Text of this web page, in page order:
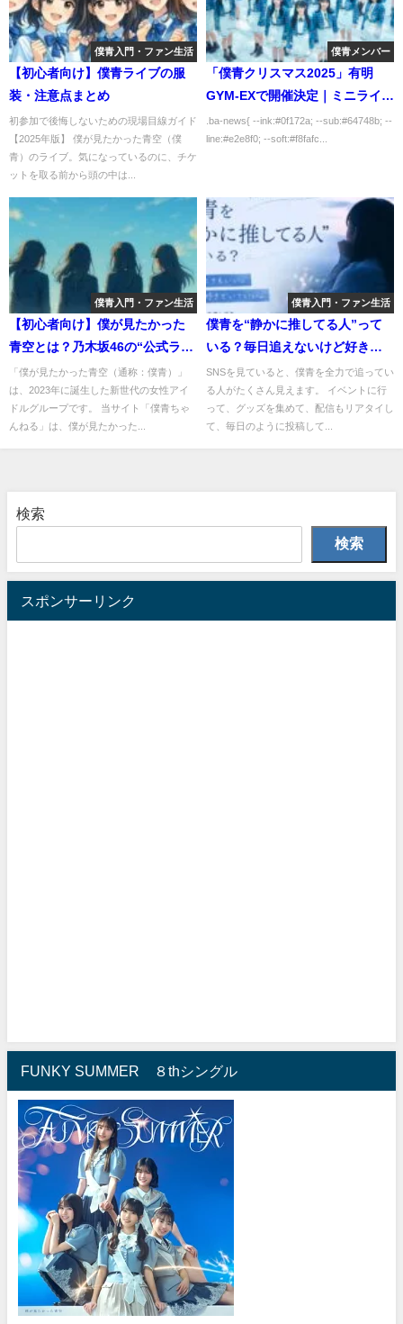
僕青入門・ファン生活
【初心者向け】僕青ライブの服
装・注意点まとめ
初参加で後悔しないための現場目線ガイド
【2025年版】 僕が見たかった青空（僕
青）のライブ。気になっているのに、チケ
ットを取る前から頭の中は...
僕青メンバー
「僕青クリスマス2025」有明
GYM-EXで開催決定｜ミニライブ
＆個別握手会ほかイベント詳細
まとめ【2025年12月20日】
.ba-news{ --ink:#0f172a; --sub:#64748b; --
line:#e2e8f0; --soft:#f8fafc...
僕青入門・ファン生活
【初心者向け】僕が見たかった
青空とは？乃木坂46の“公式ライ
バル”として誕生した新時代アイ
ドル【2025年最新版】
「僕が見たかった青空（通称：僕青）」
は、2023年に誕生した新世代の女性アイ
ドルグループです。 当サイト「僕青ちゃ
んねる」は、僕が見たかった...
僕青入門・ファン生活
僕青を“静かに推してる人”って
いる？毎日追えないけど好きな
人へ
SNSを見ていると、僕青を全力で追ってい
る人がたくさん見えます。 イベントに行
って、グッズを集めて、配信もリアタイし
て、毎日のように投稿して...
検索
検索
スポンサーリンク
FUNKY SUMMER ８thシングル